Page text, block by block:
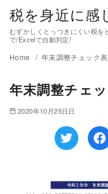
税を身近に感
むずかしくとっつきにくい税を
で/Excelで自動判定/
Home 年末調整チェック表
年末調整チェ
2020年10月25日日